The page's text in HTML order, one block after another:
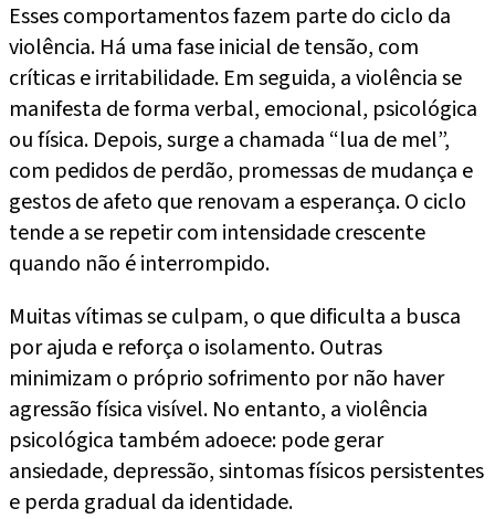
Esses comportamentos fazem parte do ciclo da
violência. Há uma fase inicial de tensão, com
críticas e irritabilidade. Em seguida, a violência se
manifesta de forma verbal, emocional, psicológica
ou física. Depois, surge a chamada “lua de mel”,
com pedidos de perdão, promessas de mudança e
gestos de afeto que renovam a esperança. O ciclo
tende a se repetir com intensidade crescente
quando não é interrompido.
Muitas vítimas se culpam, o que dificulta a busca
por ajuda e reforça o isolamento. Outras
minimizam o próprio sofrimento por não haver
agressão física visível. No entanto, a violência
psicológica também adoece: pode gerar
ansiedade, depressão, sintomas físicos persistentes
e perda gradual da identidade.